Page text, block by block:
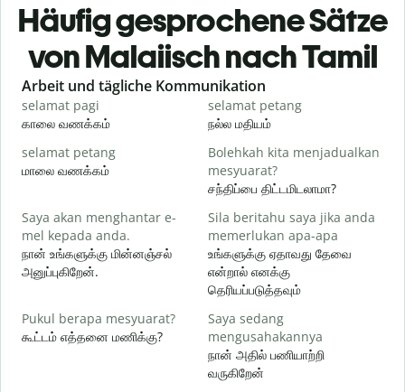
Häufig gesprochene Sätze
von Malaiisch nach Tamil
Slide 1 of 6
Arbeit und tägliche Kommunikation
selamat pagi
காலை வணக்கம்
selamat petang
நல்ல மதியம்
selamat petang
மாலை வணக்கம்
Bolehkah kita menjadualkan
mesyuarat?
சந்திப்பை திட்டமிடலாமா?
Saya akan menghantar e-
mel kepada anda.
நான் உங்களுக்கு மின்னஞ்சல்
அனுப்புகிறேன்.
Sila beritahu saya jika anda
memerlukan apa-apa
உங்களுக்கு ஏதாவது தேவை
என்றால் எனக்கு
தெரியப்படுத்தவும்
Pukul berapa mesyuarat?
கூட்டம் எத்தனை மணிக்கு?
Saya sedang
mengusahakannya
நான் அதில் பணியாற்றி
வருகிறேன்